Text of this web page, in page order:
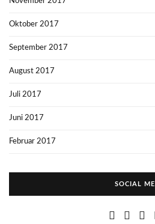
Oktober 2017
September 2017
August 2017
Juli 2017
Juni 2017
Februar 2017
SOCIAL ME